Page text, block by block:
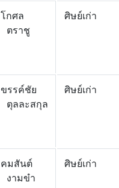
โกศล
ตราชู
ศิษย์เก่า
ขรรค์ชัย
ตุลละสกุล
ศิษย์เก่า
คมสันต์
งามขำ
ศิษย์เก่า